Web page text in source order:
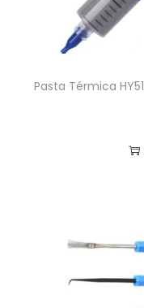
Pasta Térmica